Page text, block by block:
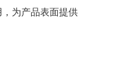
为产品表面提供